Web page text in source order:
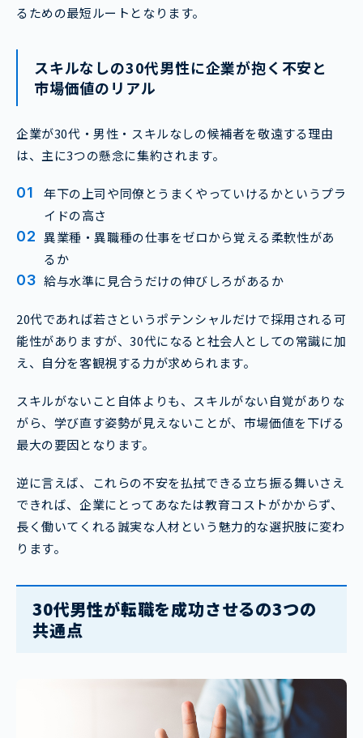
るための最短ルートとなります。
スキルなしの30代男性に企業が抱く不安と
市場価値のリアル
企業が30代・男性・スキルなしの候補者を敬遠する理由
は、主に3つの懸念に集約されます。
年下の上司や同僚とうまくやっていけるかというプラ
イドの高さ
異業種・異職種の仕事をゼロから覚える柔軟性があ
るか
給与水準に見合うだけの伸びしろがあるか
20代であれば若さというポテンシャルだけで採用される可
能性がありますが、30代になると社会人としての常識に加
え、自分を客観視する力が求められます。
スキルがないこと自体よりも、スキルがない自覚がありな
がら、学び直す姿勢が見えないことが、市場価値を下げる
最大の要因となります。
逆に言えば、これらの不安を払拭できる立ち振る舞いさえ
できれば、企業にとってあなたは教育コストがかからず、
長く働いてくれる誠実な人材という魅力的な選択肢に変わ
ります。
30代男性が転職を成功させるの3つの
共通点